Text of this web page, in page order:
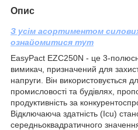
Опис
З усім асортиментом
ознайомитися тут
EasyPact EZC250N - це 3-
вимикач, призначений для
напруги. Він використовується
промисловості та будівлях,
продуктивність за
Відключаюча здатність (Icu)
середньоквадратичного